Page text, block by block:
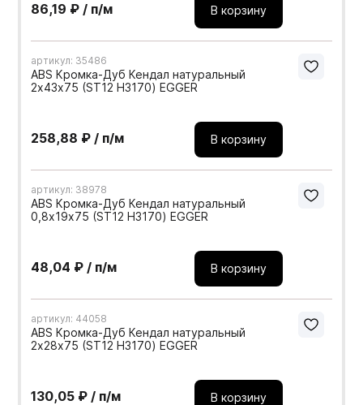
86,19 ₽ / п/м В корзину
артикул: 35486
ABS Кромка-Дуб Кендал натуральный
2х43х75 (ST12 H3170) EGGER
258,88 ₽ / п/м В корзину
артикул: 38978
ABS Кромка-Дуб Кендал натуральный
0,8х19х75 (ST12 H3170) EGGER
48,04 ₽ / п/м В корзину
артикул: 44058
ABS Кромка-Дуб Кендал натуральный
2х28х75 (ST12 H3170) EGGER
130,05 ₽ / п/м В корзину